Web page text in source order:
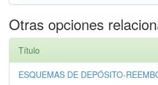
Otras opciones
Título
ESQUEMAS DE DEPÓSITO-